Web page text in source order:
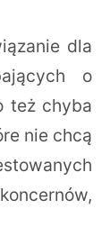
dla
o
też chyba
nie chcą